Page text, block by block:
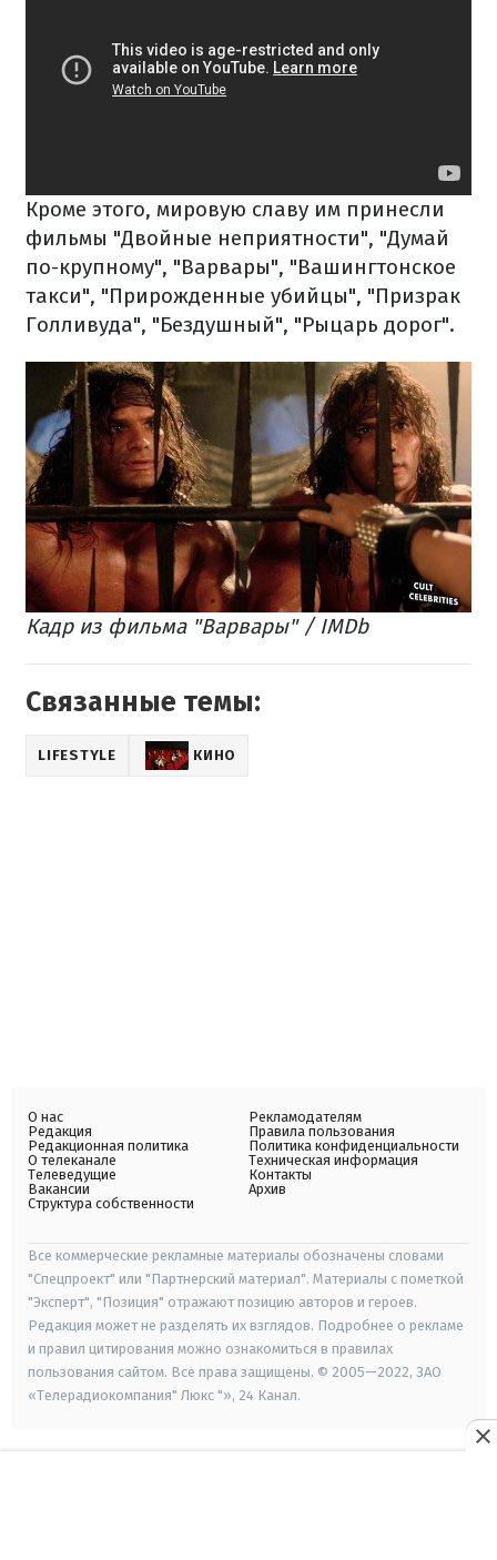
Кроме этого, мировую славу им принесли
фильмы "Двойные неприятности", "Думай
по-крупному", "Варвары", "Вашингтонское
такси", "Прирожденные убийцы", "Призрак
Голливуда", "Бездушный", "Рыцарь дорог".
Кадр из фильма "Варвары" / IMDb
Связанные темы:
LIFESTYLE КИНО
О нас
Редакция
Редакционная политика
О телеканале
Телеведущие
Вакансии
Структура собственности
Рекламодателям
Правила пользования
Политика конфиденциальности
Техническая информация
Контакты
Архив
Все коммерческие рекламные материалы обозначены словами
"Спецпроект" или "Партнерский материал". Материалы с пометкой
"Эксперт", "Позиция" отражают позицию авторов и героев.
Редакция может не разделять их взглядов. Подробнее о рекламе
и правил цитирования можно ознакомиться в правилах
пользования сайтом. Все права защищены. © 2005—2022, ЗАО
«Телерадиокомпания" Люкс "», 24 Канал.